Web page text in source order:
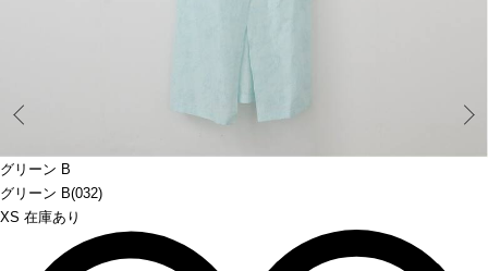
グリーン B
グリーン B(032)
XS 在庫あり